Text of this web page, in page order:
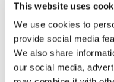
This website uses
We use cookies to
provide social media
We also share
our social media,
und Magnesium die
fördert und Magnesium
hauptsächlich
einen normalen Calcium-
ausreichend Magnesium
Magnesium ist essentiell